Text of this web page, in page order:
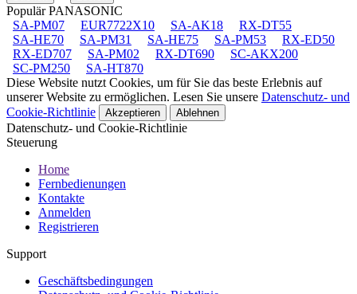
Populär PANASONIC
SA-PM07
EUR7722X10 SA-AK18
RX-DT55
SA-HE70
SA-PM31 SA-HE75 SA-PM53
RX-ED50
RX-ED707
SA-PM02 RX-DT690
SC-AKX200
SC-PM250
SA-HT870
Diese Website nutzt Cookies, um für Sie das beste Erlebnis auf
unserer Website zu ermöglichen. Lesen Sie unsere Datenschutz- und
Cookie-Richtlinie
Akzeptieren Ablehnen
Datenschutz- und Cookie-Richtlinie
Steuerung
Home
Fernbedienungen
Kontakte
Anmelden
Registrieren
Support
Geschäftsbedingungen